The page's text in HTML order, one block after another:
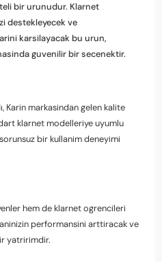
bir urunudur. Klarnet
destekleyecek ve
karsilayacak bu urun,
guvenilir bir secenektir.
Karin markasindan gelen kalite
klarnet modelleriye uyumlu
bir kullanim deneyimi
hem de klarnet ogrencileri
performansini arttiracak ve
yatririmdir.